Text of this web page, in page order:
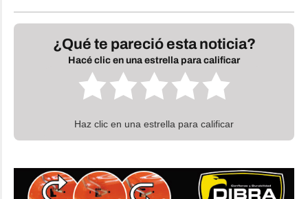
¿Qué te pareció esta noticia?
Hacé clic en una estrella para calificar
Haz clic en una estrella para calificar